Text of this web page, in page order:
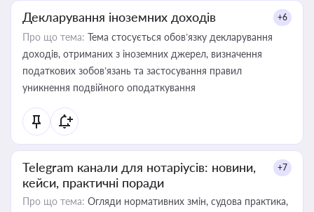
Декларування іноземних доходів +6
Про що тема: Тема стосується обов’язку декларування
доходів, отриманих з іноземних джерел, визначення
податкових зобов’язань та застосування правил
уникнення подвійного оподаткування
Telegram канали для нотаріусів: новини,
кейси, практичні поради
+7
Про що тема: Огляди нормативних змін, судова практика,